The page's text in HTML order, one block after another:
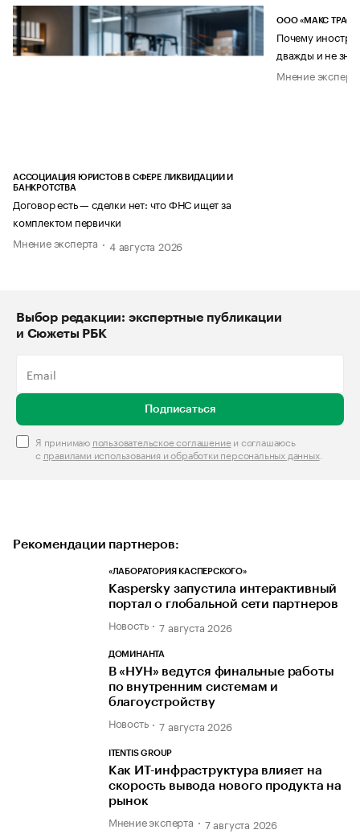
АССОЦИАЦИЯ ЮРИСТОВ В СФЕРЕ ЛИКВИДАЦИИ И
БАНКРОТСТВА
Договор есть — сделки нет: что ФНС ищет за
комплектом первички
Мнение эксперта
4 августа 2026
ООО «МАКС ТРАСТ»
Почему
дважды и не
Мнение
Выбор редакции: экспертные публикации
и Сюжеты РБК
Подписаться
Я принимаю пользовательское соглашениеи соглашаюсь
с правилами использования и обработки персональных данных.
Рекомендации партнеров:
«ЛАБОРАТОРИЯ КАСПЕРСКОГО»
Kaspersky запустила интерактивный
портал о глобальной сети партнеров
Новость 7 августа 2026
ДОМИНАНТА
В «НУН» ведутся финальные работы
по внутренним системам и
благоустройству
Новость 7 августа 2026
ITENTIS GROUP
Как ИТ-инфраструктура влияет на
скорость вывода нового продукта на
рынок
Мнение эксперта 7 августа 2026